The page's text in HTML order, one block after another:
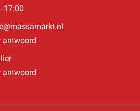
17:00
antwoord
antwoord